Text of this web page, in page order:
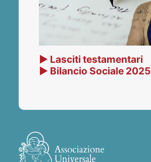
▶ Lasciti testamentari
▶ Bilancio Sociale 2025